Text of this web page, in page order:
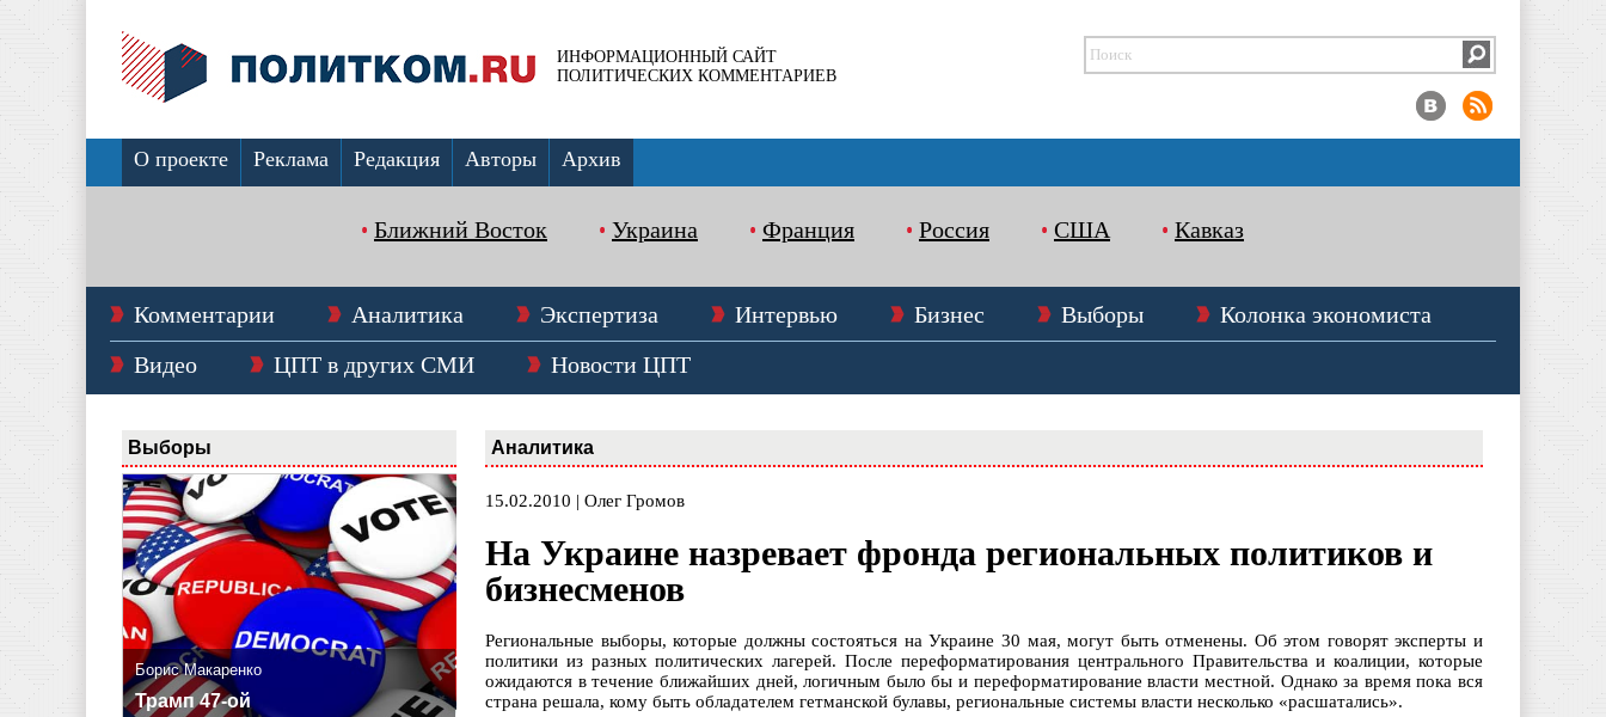
ИНФОРМАЦИОННЫЙ САЙТ
ПОЛИТИЧЕСКИХ КОММЕНТАРИЕВ
О проекте Реклама Редакция Авторы Архив
Ближний Восток Украина Франция Россия США Кавказ
Комментарии Аналитика Экспертиза Интервью Бизнес Выборы
Колонка экономиста
Видео
ЦПТ в других СМИ Новости ЦПТ
Выборы
Борис Макаренко
Трамп 47-ой
Аналитика
15.02.2010 | Олег Громов
На Украине назревает фронда региональных политиков и
бизнесменов
Региональные выборы, которые должны состояться на Украине 30 мая, могут быть отменены. Об этом говорят эксперты и
политики из разных политических лагерей. После переформатирования центрального Правительства и коалиции, которые
ожидаются в течение ближайших дней, логичным было бы и переформатирование власти местной. Однако за время пока вся
страна решала, кому быть обладателем гетманской булавы, региональные системы власти несколько «расшатались».